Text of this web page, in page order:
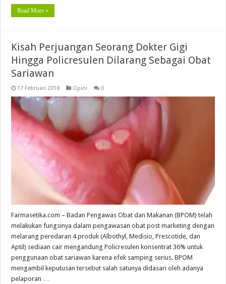
Read More »
Kisah Perjuangan Seorang Dokter Gigi
Hingga Policresulen Dilarang Sebagai Obat
Sariawan
17 Februari 2018 Opini 0
Farmasetika.com – Badan Pengawas Obat dan Makanan (BPOM) telah
melakukan fungsinya dalam pengawasan obat post marketing dengan
melarang peredaran 4 produk (Albothyl, Medisio, Prescotide, dan
Aptil) sediaan cair mengandung Policresulen konsentrat 36% untuk
penggunaan obat sariawan karena efek samping serius. BPOM
mengambil keputusan tersebut salah satunya didasari oleh adanya
pelaporan …